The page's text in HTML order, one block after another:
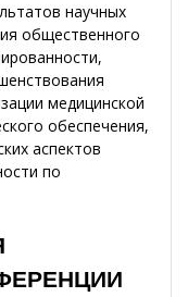
научных
общественного
медицинской
обеспечения,
аспектов
по